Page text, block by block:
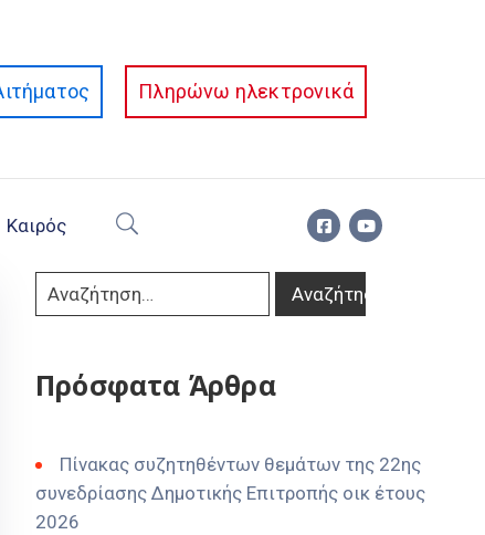
Πληρώνω ηλεκτρονικά
Καιρός
Πρόσφατα Άρθρα
Πίνακας συζητηθέντων θεμάτων της 22ης
συνεδρίασης Δημοτικής Επιτροπής οικ έτους
2026